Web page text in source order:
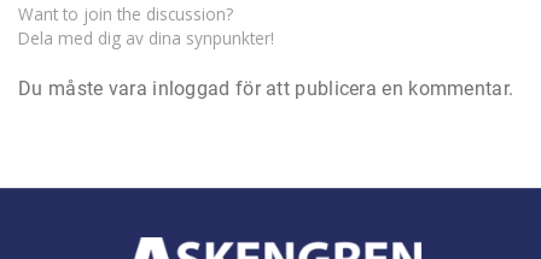
Want to join the discussion?
Dela med dig av dina synpunkter!
Du måste vara inloggad för att publicera en kommentar.